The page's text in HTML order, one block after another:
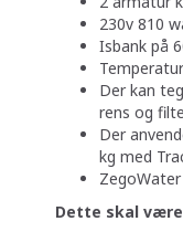
230v 810
Isbank på
Der kan
rens og
Der
kg med
Dette skal